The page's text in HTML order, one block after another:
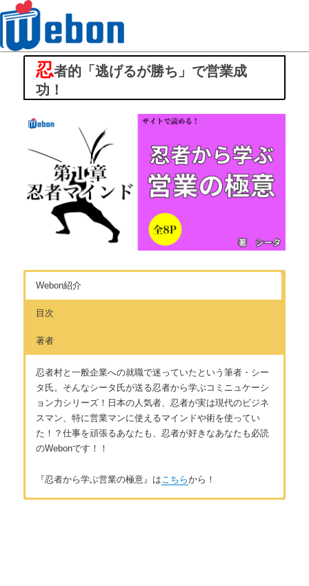
Webon（ウェボン）
忍者的「逃げるが勝ち」で営業成
功！
Webon紹介
目次
著者
忍者村と一般企業への就職で迷っていたという筆者・シー
タ氏。そんなシータ氏が送る忍者から学ぶコミニュケーシ
ョン力シリーズ！日本の人気者、忍者が実は現代のビジネ
スマン、特に営業マンに使えるマインドや術を使ってい
た！？仕事を頑張るあなたも、忍者が好きなあなたも必読
のWebonです！！
『忍者から学ぶ営業の極意』はこちらから！